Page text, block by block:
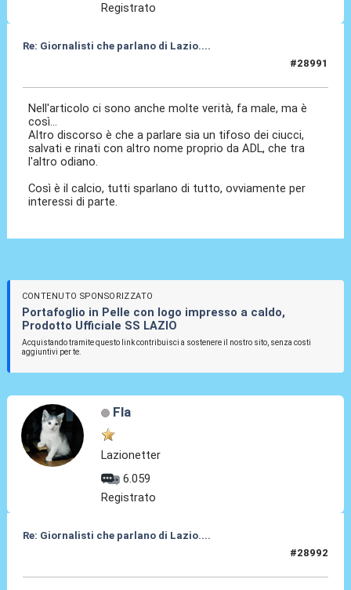
Registrato
Re: Giornalisti che parlano di Lazio....
#28991
Nell'articolo ci sono anche molte verità, fa male, ma è
così...
Altro discorso è che a parlare sia un tifoso dei ciucci,
salvati e rinati con altro nome proprio da ADL, che tra
l'altro odiano.
Così è il calcio, tutti sparlano di tutto, ovviamente per
interessi di parte.
CONTENUTO SPONSORIZZATO
Portafoglio in Pelle con logo impresso a caldo,
Prodotto Ufficiale SS LAZIO
Acquistando tramite questo link contribuisci a sostenere il nostro sito, senza costi
aggiuntivi per te.
Fla
Lazionetter
6.059
Registrato
Re: Giornalisti che parlano di Lazio....
#28992